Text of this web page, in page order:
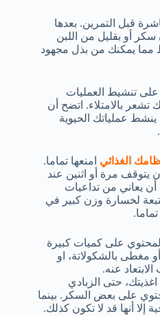
قبل التمرين. بعدها
أو بقليل من اللبن
مما يمكنك من بذل مجهود
تنشيط العمليات
تشعر بالامتلاء. اتضح أن
عملياتك الحيوية
الغذائي امنعها تماما.
يتوقف مرة أو اثنين عند
يعاني من تداعيات
لخسارة وزن كبير في
على كميات كبيرة
بالشكولاتة، او
عنه.
حتى الزبادي
على بعض السكر. بينما
إلا أنها قد لا تكون كذلك.